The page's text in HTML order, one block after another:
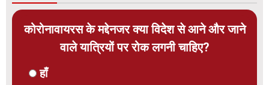
कोरोनावायरस के मद्देनजर क्या विदेश से आने और जाने
वाले यात्रियों पर रोक लगनी चाहिए?
हाँ